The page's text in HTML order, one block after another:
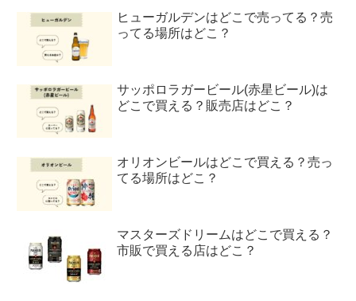
ヒューガルデンはどこで売ってる？売
ってる場所はどこ？
サッポロラガービール(赤星ビール)は
どこで買える？販売店はどこ？
オリオンビールはどこで買える？売っ
てる場所はどこ？
マスターズドリームはどこで買える？
市販で買える店はどこ？